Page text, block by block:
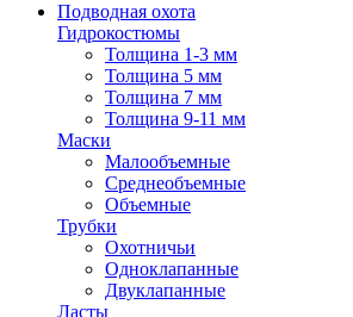
Подводная охота
Гидрокостюмы
Толщина 1-3 мм
Толщина 5 мм
Толщина 7 мм
Толщина 9-11 мм
Маски
Малообъемные
Среднеобъемные
Объемные
Трубки
Охотничьи
Одноклапанные
Двуклапанные
Ласты